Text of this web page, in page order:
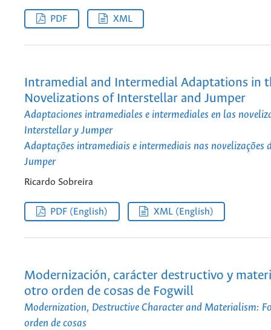
PDF XML
Intramedial and Intermedial Adaptations in
Novelizations of Interstellar and Jumper
Adaptaciones intramediales e intermediales en las
Interstellar y Jumper
Adaptações intramediais e intermediais nas novelizações
Jumper
Ricardo Sobreira
PDF (English) XML (English)
Modernización, carácter destructivo y
otro orden de cosas de Fogwill
Modernization, Destructive Character and Materialism:
orden de cosas